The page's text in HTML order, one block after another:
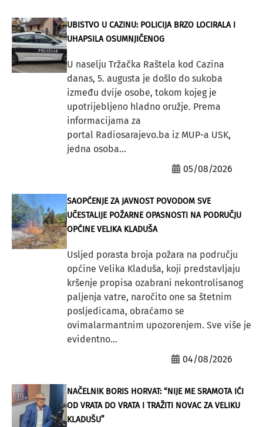
UBISTVO U CAZINU: POLICIJA BRZO LOCIRALA I
UHAPSILA OSUMNJIČENOG
U naselju Tržačka Raštela kod Cazina
danas, 5. augusta je došlo do sukoba
između dvije osobe, tokom kojeg je
upotrijebljeno hladno oružje. Prema
informacijama za
portal Radiosarajevo.ba iz MUP-a USK,
jedna osoba...
05/08/2026
SAOPĆENJE ZA JAVNOST POVODOM SVE
UČESTALIJE POŽARNE OPASNOSTI NA PODRUČJU
OPĆINE VELIKA KLADUŠA
Usljed porasta broja požara na području
općine Velika Kladuša, koji predstavljaju
kršenje propisa ozabrani nekontrolisanog
paljenja vatre, naročito one sa štetnim
posljedicama, obraćamo se
ovimalarmantnim upozorenjem. Sve više je
evidentno...
04/08/2026
NAČELNIK BORIS HORVAT: “NIJE ME SRAMOTA IĆI
OD VRATA DO VRATA I TRAŽITI NOVAC ZA VELIKU
KLADUŠU”